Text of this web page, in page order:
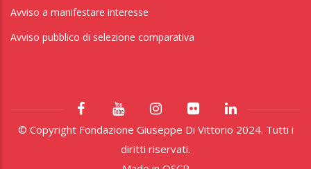
Avviso a manifestare interesse
Avviso pubblico di selezione comparativa
© Copyright Fondazione Giuseppe Di Vittorio 2024. Tutti i
diritti riservati.